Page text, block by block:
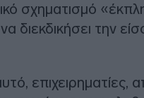
σχηματισμό
διεκδικήσει την
επιχειρηματίες,